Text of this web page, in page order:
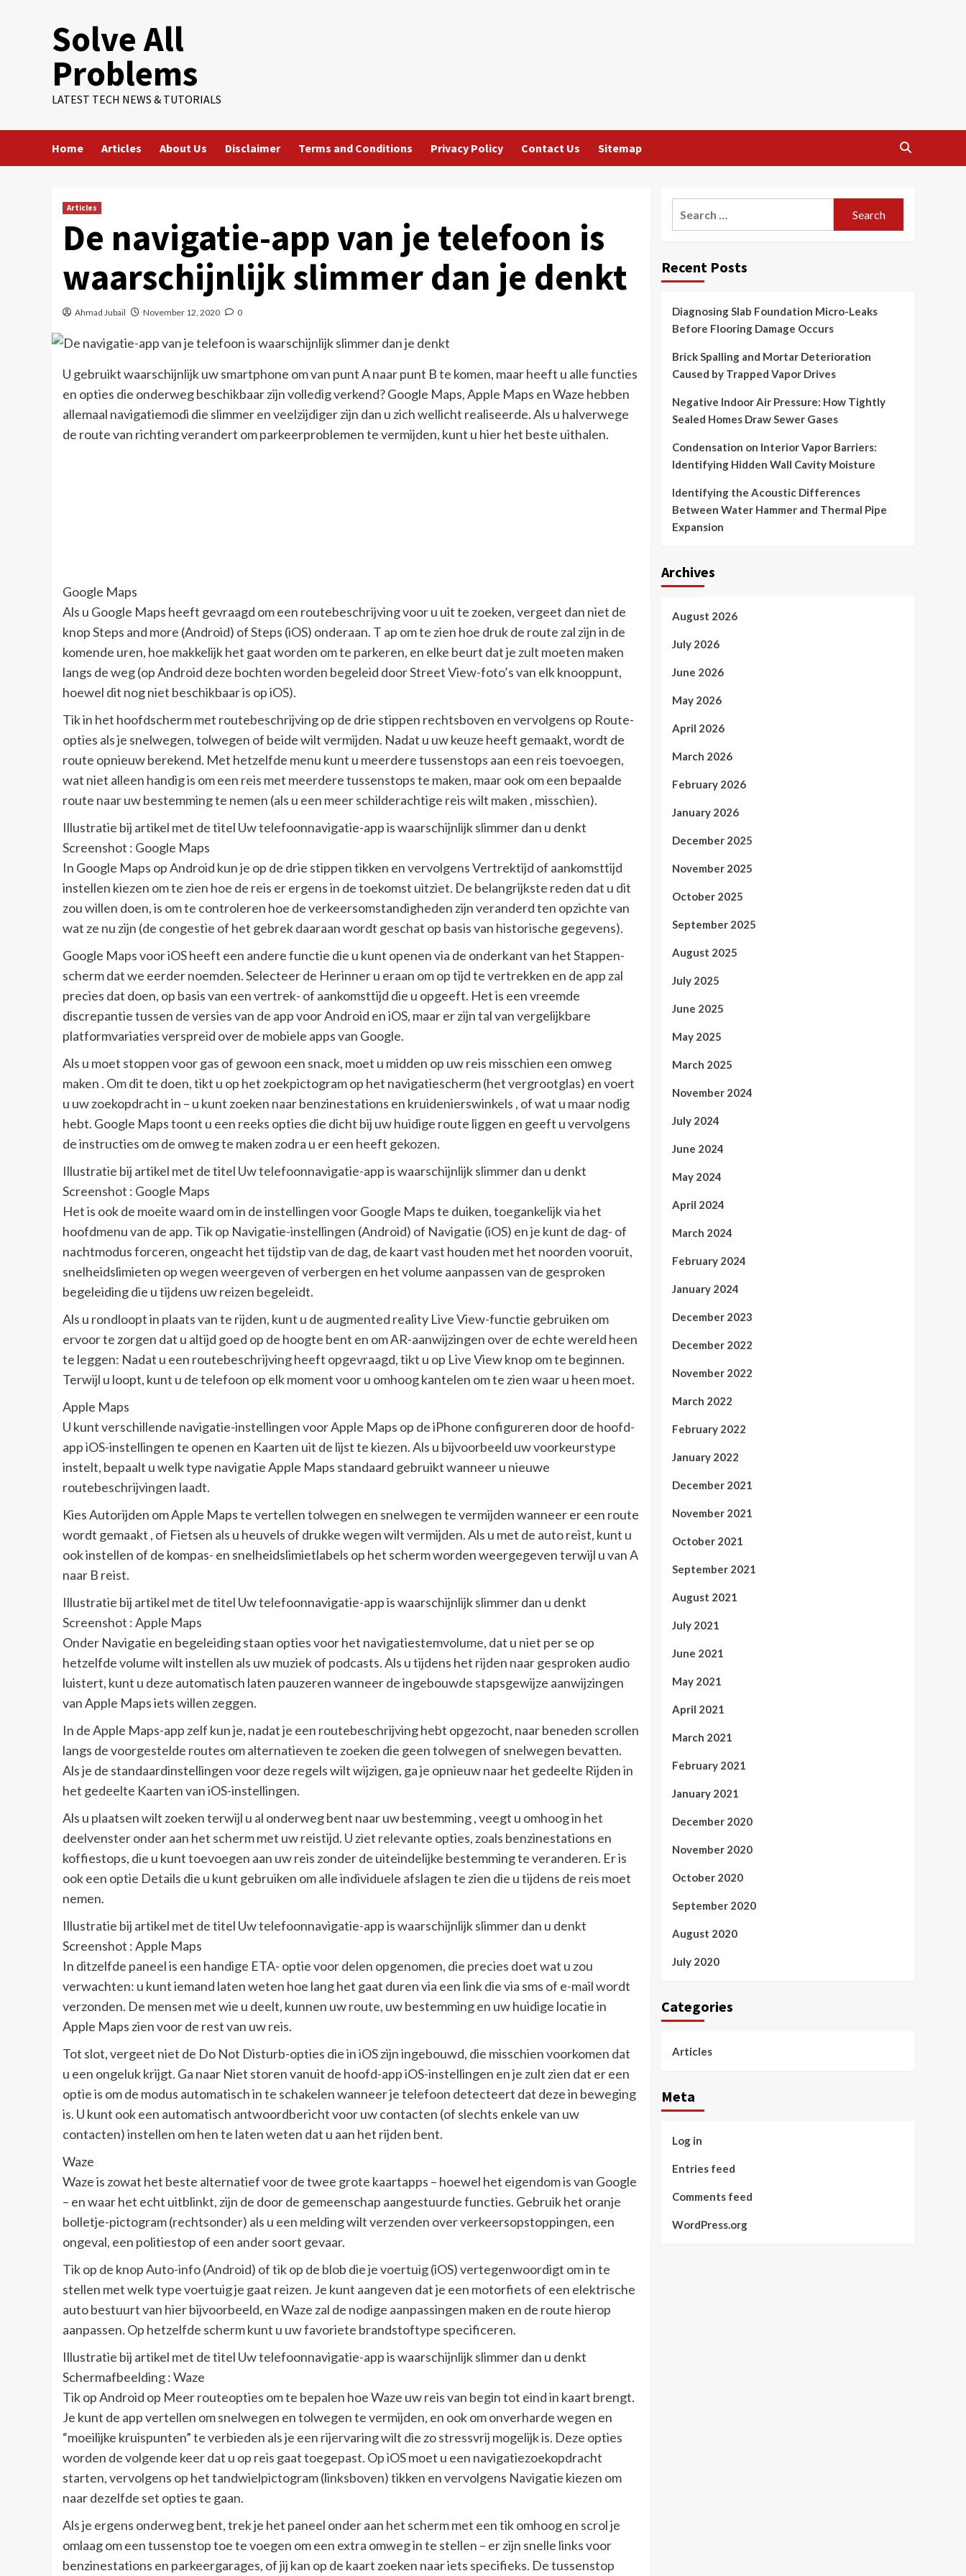
Solve All
Problems
LATEST TECH NEWS & TUTORIALS
Home Articles About Us Disclaimer Terms and Conditions Privacy Policy Contact Us Sitemap
Articles
De navigatie-app van je telefoon is
waarschijnlijk slimmer dan je denkt
Ahmad Jubail November 12, 2020 0
U gebruikt waarschijnlijk uw smartphone om van punt A naar punt B te komen, maar heeft u alle functies
en opties die onderweg beschikbaar zijn volledig verkend? Google Maps, Apple Maps en Waze hebben
allemaal navigatiemodi die slimmer en veelzijdiger zijn dan u zich wellicht realiseerde. Als u halverwege
de route van richting verandert om parkeerproblemen te vermijden, kunt u hier het beste uithalen.
Google Maps
Als u Google Maps heeft gevraagd om een ​​routebeschrijving voor u uit te zoeken, vergeet dan niet de
knop Steps and more (Android) of Steps (iOS) onderaan. T ap om te zien hoe druk de route zal zijn in de
komende uren, hoe makkelijk het gaat worden om te parkeren, en elke beurt dat je zult moeten maken
langs de weg (op Android deze bochten worden begeleid door Street View-foto’s van elk knooppunt,
hoewel dit nog niet beschikbaar is op iOS).
Tik in het hoofdscherm met routebeschrijving op de drie stippen rechtsboven en vervolgens op Route-
opties als je snelwegen, tolwegen of beide wilt vermijden. Nadat u uw keuze heeft gemaakt, wordt de
route opnieuw berekend. Met hetzelfde menu kunt u meerdere tussenstops aan een reis toevoegen,
wat niet alleen handig is om een ​​reis met meerdere tussenstops te maken, maar ook om een ​​bepaalde
route naar uw bestemming te nemen (als u een meer schilderachtige reis wilt maken , misschien).
Illustratie bij artikel met de titel Uw telefoonnavigatie-app is waarschijnlijk slimmer dan u denkt
Screenshot : Google Maps
In Google Maps op Android kun je op de drie stippen tikken en vervolgens Vertrektijd of aankomsttijd
instellen kiezen om te zien hoe de reis er ergens in de toekomst uitziet. De belangrijkste reden dat u dit
zou willen doen, is om te controleren hoe de verkeersomstandigheden zijn veranderd ten opzichte van
wat ze nu zijn (de congestie of het gebrek daaraan wordt geschat op basis van historische gegevens).
Google Maps voor iOS heeft een andere functie die u kunt openen via de onderkant van het Stappen-
scherm dat we eerder noemden. Selecteer de Herinner u eraan om op tijd te vertrekken en de app zal
precies dat doen, op basis van een vertrek- of aankomsttijd die u opgeeft. Het is een vreemde
discrepantie tussen de versies van de app voor Android en iOS, maar er zijn tal van vergelijkbare
platformvariaties verspreid over de mobiele apps van Google.
Als u moet stoppen voor gas of gewoon een snack, moet u midden op uw reis misschien een omweg
maken . Om dit te doen, tikt u op het zoekpictogram op het navigatiescherm (het vergrootglas) en voert
u uw zoekopdracht in – u kunt zoeken naar benzinestations en kruidenierswinkels , of wat u maar nodig
hebt. Google Maps toont u een reeks opties die dicht bij uw huidige route liggen en geeft u vervolgens
de instructies om de omweg te maken zodra u er een heeft gekozen.
Illustratie bij artikel met de titel Uw telefoonnavigatie-app is waarschijnlijk slimmer dan u denkt
Screenshot : Google Maps
Het is ook de moeite waard om in de instellingen voor Google Maps te duiken, toegankelijk via het
hoofdmenu van de app. Tik op Navigatie-instellingen (Android) of Navigatie (iOS) en je kunt de dag- of
nachtmodus forceren, ongeacht het tijdstip van de dag, de kaart vast houden met het noorden vooruit,
snelheidslimieten op wegen weergeven of verbergen en het volume aanpassen van de gesproken
begeleiding die u tijdens uw reizen begeleidt.
Als u rondloopt in plaats van te rijden, kunt u de augmented reality Live View-functie gebruiken om
ervoor te zorgen dat u altijd goed op de hoogte bent en om AR-aanwijzingen over de echte wereld heen
te leggen: Nadat u een routebeschrijving heeft opgevraagd, tikt u op Live View knop om te beginnen.
Terwijl u loopt, kunt u de telefoon op elk moment voor u omhoog kantelen om te zien waar u heen moet.
Apple Maps
U kunt verschillende navigatie-instellingen voor Apple Maps op de iPhone configureren door de hoofd-
app iOS-instellingen te openen en Kaarten uit de lijst te kiezen. Als u bijvoorbeeld uw voorkeurstype
instelt, bepaalt u welk type navigatie Apple Maps standaard gebruikt wanneer u nieuwe
routebeschrijvingen laadt.
Kies Autorijden om Apple Maps te vertellen tolwegen en snelwegen te vermijden wanneer er een route
wordt gemaakt , of Fietsen als u heuvels of drukke wegen wilt vermijden. Als u met de auto reist, kunt u
ook instellen of de kompas- en snelheidslimietlabels op het scherm worden weergegeven terwijl u van A
naar B reist.
Illustratie bij artikel met de titel Uw telefoonnavigatie-app is waarschijnlijk slimmer dan u denkt
Screenshot : Apple Maps
Onder Navigatie en begeleiding staan ​​opties voor het navigatiestemvolume, dat u niet per se op
hetzelfde volume wilt instellen als uw muziek of podcasts. Als u tijdens het rijden naar gesproken audio
luistert, kunt u deze automatisch laten pauzeren wanneer de ingebouwde stapsgewijze aanwijzingen
van Apple Maps iets willen zeggen.
In de Apple Maps-app zelf kun je, nadat je een routebeschrijving hebt opgezocht, naar beneden scrollen
langs de voorgestelde routes om alternatieven te zoeken die geen tolwegen of snelwegen bevatten.
Als je de standaardinstellingen voor deze regels wilt wijzigen, ga je opnieuw naar het gedeelte Rijden in
het gedeelte Kaarten van iOS-instellingen.
Als u plaatsen wilt zoeken terwijl u al onderweg bent naar uw bestemming , veegt u omhoog in het
deelvenster onder aan het scherm met uw reistijd. U ziet relevante opties, zoals benzinestations en
koffiestops, die u kunt toevoegen aan uw reis zonder de uiteindelijke bestemming te veranderen. Er is
ook een optie Details die u kunt gebruiken om alle individuele afslagen te zien die u tijdens de reis moet
nemen.
Illustratie bij artikel met de titel Uw telefoonnavigatie-app is waarschijnlijk slimmer dan u denkt
Screenshot : Apple Maps
In ditzelfde paneel is een handige ETA- optie voor delen opgenomen, die precies doet wat u zou
verwachten: u kunt iemand laten weten hoe lang het gaat duren via een link die via sms of e-mail wordt
verzonden. De mensen met wie u deelt, kunnen uw route, uw bestemming en uw huidige locatie in
Apple Maps zien voor de rest van uw reis.
Tot slot, vergeet niet de Do Not Disturb-opties die in iOS zijn ingebouwd, die misschien voorkomen dat
u een ongeluk krijgt. Ga naar Niet storen vanuit de hoofd-app iOS-instellingen en je zult zien dat er een
optie is om de modus automatisch in te schakelen wanneer je telefoon detecteert dat deze in beweging
is. U kunt ook een automatisch antwoordbericht voor uw contacten (of slechts enkele van uw
contacten) instellen om hen te laten weten dat u aan het rijden bent.
Waze
Waze is zowat het beste alternatief voor de twee grote kaartapps – hoewel het eigendom is van Google
– en waar het echt uitblinkt, zijn de door de gemeenschap aangestuurde functies. Gebruik het oranje
bolletje-pictogram (rechtsonder) als u een melding wilt verzenden over verkeersopstoppingen, een
ongeval, een politiestop of een ander soort gevaar.
Tik op de knop Auto-info (Android) of tik op de blob die je voertuig (iOS) vertegenwoordigt om in te
stellen met welk type voertuig je gaat reizen. Je kunt aangeven dat je een motorfiets of een elektrische
auto bestuurt van hier bijvoorbeeld, en Waze zal de nodige aanpassingen maken en de route hierop
aanpassen. Op hetzelfde scherm kunt u uw favoriete brandstoftype specificeren.
Illustratie bij artikel met de titel Uw telefoonnavigatie-app is waarschijnlijk slimmer dan u denkt
Schermafbeelding : Waze
Tik op Android op Meer routeopties om te bepalen hoe Waze uw reis van begin tot eind in kaart brengt.
Je kunt de app vertellen om snelwegen en tolwegen te vermijden, en ook om onverharde wegen en
“moeilijke kruispunten” te verbieden als je een rijervaring wilt die zo stressvrij mogelijk is. Deze opties
worden de volgende keer dat u op reis gaat toegepast. Op iOS moet u een navigatiezoekopdracht
starten, vervolgens op het tandwielpictogram (linksboven) tikken en vervolgens Navigatie kiezen om
naar dezelfde set opties te gaan.
Als je ergens onderweg bent, trek je het paneel onder aan het scherm met een tik omhoog en scrol je
omlaag om een tussenstop toe te voegen om een ​​extra omweg in te stellen – er zijn snelle links voor
benzinestations en parkeergarages, of jij kan op de kaart zoeken naar iets specifieks. De tussenstop
Recent Posts
Diagnosing Slab Foundation Micro-Leaks
Before Flooring Damage Occurs
Brick Spalling and Mortar Deterioration
Caused by Trapped Vapor Drives
Negative Indoor Air Pressure: How Tightly
Sealed Homes Draw Sewer Gases
Condensation on Interior Vapor Barriers:
Identifying Hidden Wall Cavity Moisture
Identifying the Acoustic Differences
Between Water Hammer and Thermal Pipe
Expansion
Archives
August 2026
July 2026
June 2026
May 2026
April 2026
March 2026
February 2026
January 2026
December 2025
November 2025
October 2025
September 2025
August 2025
July 2025
June 2025
May 2025
March 2025
November 2024
July 2024
June 2024
May 2024
April 2024
March 2024
February 2024
January 2024
December 2023
December 2022
November 2022
March 2022
February 2022
January 2022
December 2021
November 2021
October 2021
September 2021
August 2021
July 2021
June 2021
May 2021
April 2021
March 2021
February 2021
January 2021
December 2020
November 2020
October 2020
September 2020
August 2020
July 2020
Categories
Articles
Meta
Log in
Entries feed
Comments feed
WordPress.org